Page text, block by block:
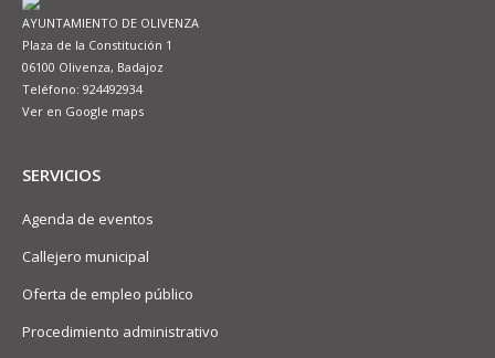
AYUNTAMIENTO DE OLIVENZA
Plaza de la Constitución 1
06100 Olivenza, Badajoz
Teléfono: 924492934
Ver en Google maps
SERVICIOS
Agenda de eventos
Callejero municipal
Oferta de empleo público
Procedimiento administrativo